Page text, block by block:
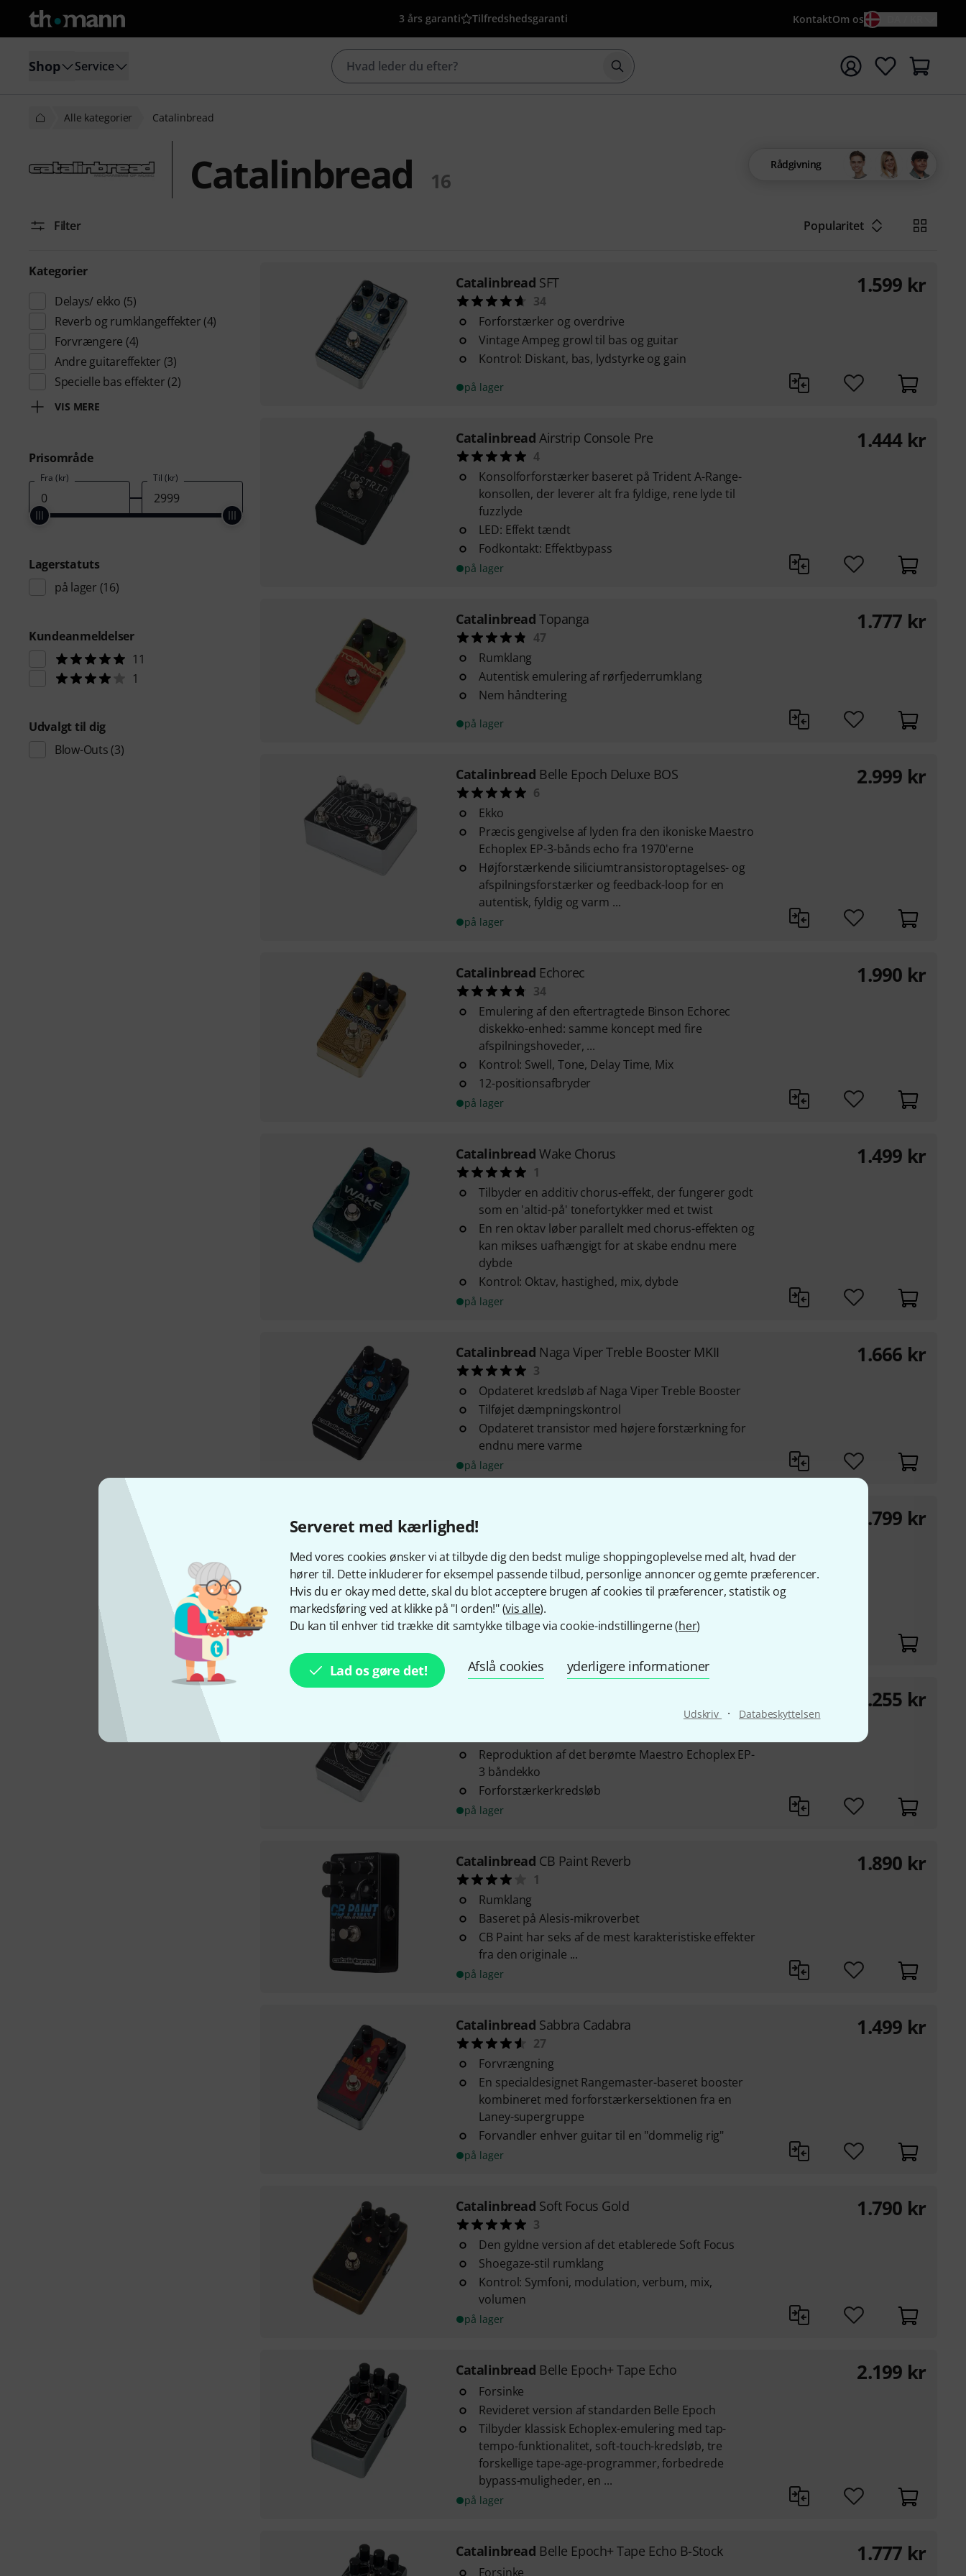
Serveret med kærlighed!
Med vores cookies ønsker vi at tilbyde dig den bedst mulige shoppingoplevelse med alt, hvad der
hører til. Dette inkluderer for eksempel passende tilbud, personlige annoncer og gemte præferencer.
Hvis du er okay med dette, skal du blot acceptere brugen af cookies til præferencer, statistik og
markedsføring ved at klikke på "I orden!" (vis alle).
Du kan til enhver tid trække dit samtykke tilbage via cookie-indstillingerne (her)
Lad os gøre det! Afslå cookies yderligere informationer
Udskriv · Databeskyttelsen
3 års garanti Tilfredshedsgaranti KontaktOm os
Shop Service Start søgning med søgeord {searchTerm}
Alle kategorier Catalinbread
Catalinbread 16
Rådgivning
Filter Popularitet
Kategorier
Delays/ ekko (5)
Reverb og rumklangeffekter (4)
Forvrængere (4)
Andre guitareffekter (3)
Specielle bas effekter (2)
VIS MERE
Prisområde
Fra (kr) Til (kr)
Lagerstatuts
på lager (16)
Kundeanmeldelser
11
1
Udvalgt til dig
Blow-Outs (3)
Catalinbread SFT
34
Forforstærker og overdrive
Vintage Ampeg growl til bas og guitar
Kontrol: Diskant, bas, lydstyrke og gain
på lager
1.599 kr
Catalinbread Airstrip Console Pre
4
Konsolforforstærker baseret på Trident A-Range-
konsollen, der leverer alt fra fyldige, rene lyde til
fuzzlyde
LED: Effekt tændt
Fodkontakt: Effektbypass
på lager
1.444 kr
Catalinbread Topanga
47
Rumklang
Autentisk emulering af rørfjederrumklang
Nem håndtering
på lager
1.777 kr
Catalinbread Belle Epoch Deluxe BOS
6
Ekko
Præcis gengivelse af lyden fra den ikoniske Maestro
Echoplex EP-3-bånds echo fra 1970'erne
Højforstærkende siliciumtransistoroptagelses- og
afspilningsforstærker og feedback-loop for en
autentisk, fyldig og varm ...
på lager
2.999 kr
Catalinbread Echorec
34
Emulering af den eftertragtede Binson Echorec
diskekko-enhed: samme koncept med fire
afspilningshoveder, ...
Kontrol: Swell, Tone, Delay Time, Mix
12-positionsafbryder
på lager
1.990 kr
Catalinbread Wake Chorus
1
Tilbyder en additiv chorus-effekt, der fungerer godt
som en 'altid-på' tonefortykker med et twist
En ren oktav løber parallelt med chorus-effekten og
kan mikses uafhængigt for at skabe endnu mere
dybde
Kontrol: Oktav, hastighed, mix, dybde
på lager
1.499 kr
Catalinbread Naga Viper Treble Booster MKII
3
Opdateret kredsløb af Naga Viper Treble Booster
Tilføjet dæmpningskontrol
Opdateret transistor med højere forstærkning for
endnu mere varme
på lager
1.666 kr
Catalinbread
En autentisk emulering af den berømte Echoplex EP-
3 tape echo inklusive forforstærker
Forsinkelsestid: fra 80 - 800 ms
Kontrol: Ekko-sustain, modulation, optageniveau,
mix og ekko-delay
1.799 kr
Reproduktion af det berømte Maestro Echoplex EP-
3 båndekko
Forforstærkerkredsløb
på lager
1.255 kr
Catalinbread CB Paint Reverb
1
Rumklang
Baseret på Alesis-mikroverbet
CB Paint har seks af de mest karakteristiske effekter
fra den originale ...
på lager
1.890 kr
Catalinbread Sabbra Cadabra
27
Forvrængning
En specialdesignet Rangemaster-baseret booster
kombineret med forforstærkersektionen fra en
Laney-supergruppe
Forvandler enhver guitar til en "dommelig rig"
på lager
1.499 kr
Catalinbread Soft Focus Gold
3
Den gyldne version af det etablerede Soft Focus
Shoegaze-stil rumklang
Kontrol: Symfoni, modulation, verbum, mix,
volumen
på lager
1.790 kr
Catalinbread Belle Epoch+ Tape Echo
Forsinke
Revideret version af standarden Belle Epoch
Tilbyder klassisk Echoplex-emulering med tap-
tempo-funktionalitet, soft-touch-kredsløb, tre
forskellige tape-age-programmer, forbedrede
bypass-muligheder, en ...
på lager
2.199 kr
Catalinbread Belle Epoch+ Tape Echo B-Stock
Forsinke
1.777 kr